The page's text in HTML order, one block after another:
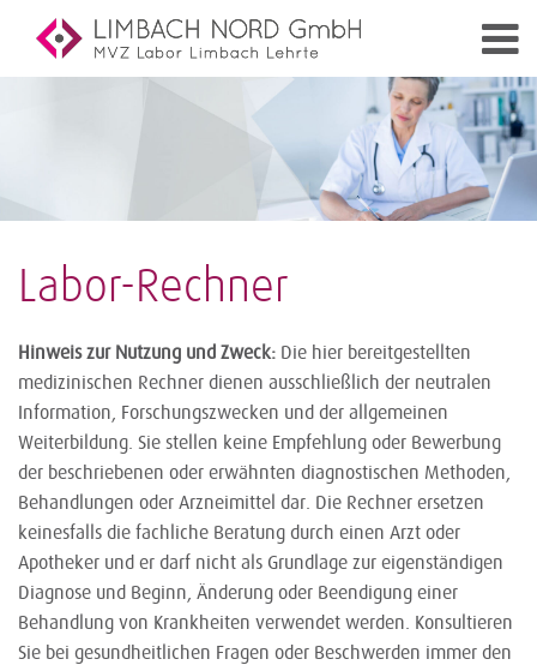
Labor-Rechner
Hinweis zur Nutzung und Zweck: Die hier bereitgestellten
medizinischen Rechner dienen ausschließlich der neutralen
Information, Forschungszwecken und der allgemeinen
Weiterbildung. Sie stellen keine Empfehlung oder Bewerbung
der beschriebenen oder erwähnten diagnostischen Methoden,
Behandlungen oder Arzneimittel dar. Die Rechner ersetzen
keinesfalls die fachliche Beratung durch einen Arzt oder
Apotheker und er darf nicht als Grundlage zur eigenständigen
Diagnose und Beginn, Änderung oder Beendigung einer
Behandlung von Krankheiten verwendet werden. Konsultieren
Sie bei gesundheitlichen Fragen oder Beschwerden immer den